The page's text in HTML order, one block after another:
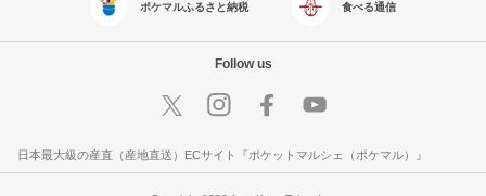
ポケマルふるさと納税 食べる通信
Follow us
日本最大級の産直（産地直送）ECサイト『ポケットマルシェ（ポケマル）』